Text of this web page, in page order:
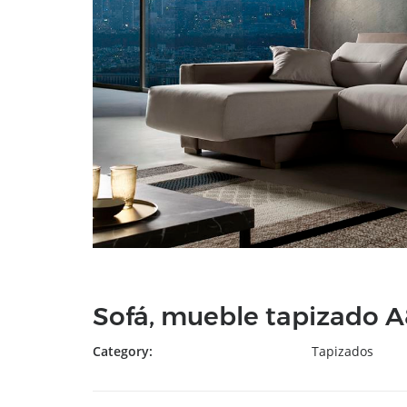
Sofá, mueble tapizado
Category: Tapizados